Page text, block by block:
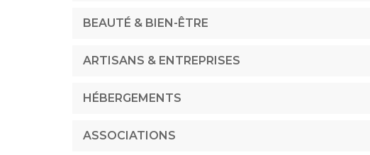
BEAUTÉ & BIEN-ÊTRE
ARTISANS & ENTREPRISES
HÉBERGEMENTS
ASSOCIATIONS